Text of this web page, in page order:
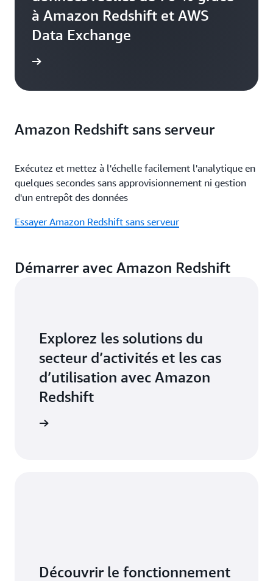
à Amazon Redshift et AWS
Data Exchange
Amazon Redshift sans serveur
Exécutez et mettez à l'échelle facilement l'analytique en
quelques secondes sans approvisionnement ni gestion
d'un entrepôt des données
Essayer Amazon Redshift sans serveur
Démarrer avec Amazon Redshift
Explorez les solutions du
secteur d’activités et les cas
d’utilisation avec Amazon
Redshift
Découvrir le fonctionnement